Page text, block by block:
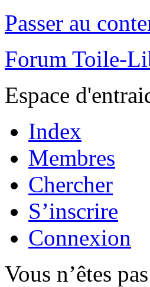
Passer au
Forum Toile-
Espace
Index
Membres
Chercher
S’inscrire
Connexion
Vous n’êtes